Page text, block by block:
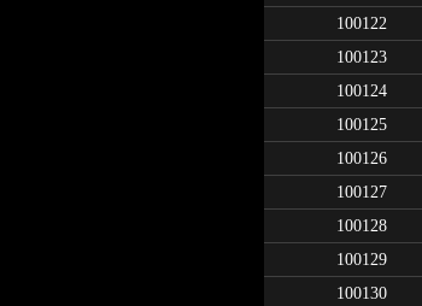
100122
100123
100124
100125
100126
100127
100128
100129
100130